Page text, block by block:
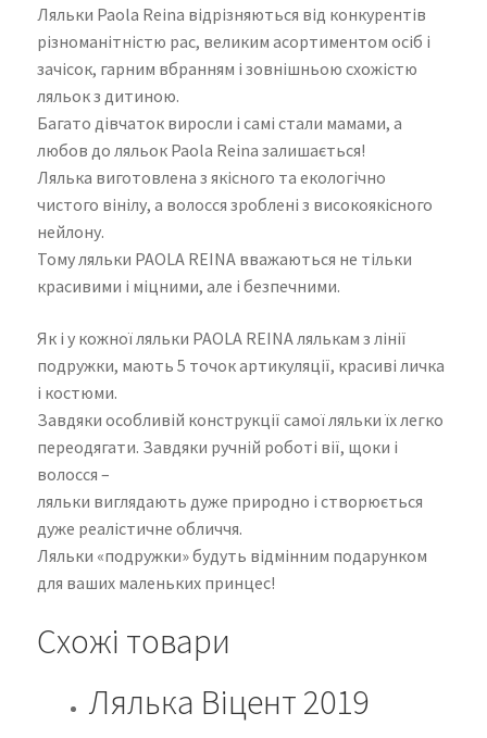
Ляльки Paola Reina відрізняються від конкурентів
різноманітністю рас, великим асортиментом осіб і
зачісок, гарним вбранням і зовнішньою схожістю
ляльок з дитиною.
Багато дівчаток виросли і самі стали мамами, а
любов до ляльок Paola Reina залишається!
Лялька виготовлена з якісного та екологічно
чистого вінілу, а волосся зроблені з високоякісного
нейлону.
Тому ляльки PAOLA REINA вважаються не тільки
красивими і міцними, але і безпечними.
Як і у кожної ляльки PAOLA REINA лялькам з лінії
подружки, мають 5 точок артикуляції, красиві личка
і костюми.
Завдяки особливій конструкції самої ляльки їх легко
переодягати. Завдяки ручній роботі вії, щоки і
волосся –
ляльки виглядають дуже природно і створюється
дуже реалістичне обличчя.
Ляльки «подружки» будуть відмінним подарунком
для ваших маленьких принцес!
Схожі товари
Лялька Віцент 2019